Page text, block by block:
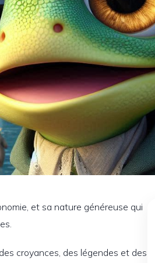
et sa nature généreuse qui
croyances, des légendes et des